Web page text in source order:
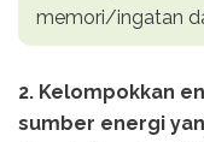
memori/ingatan
2. Kelompokkan
sumber energi